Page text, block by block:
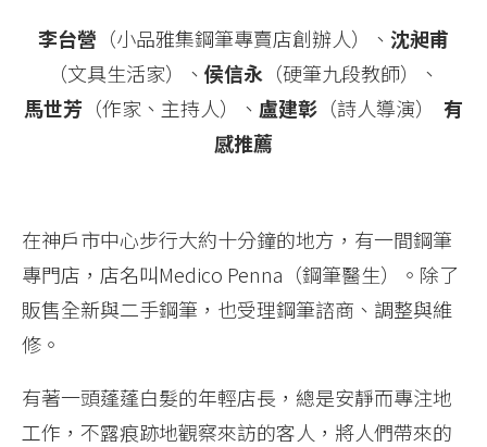
李台營 （小品雅集鋼筆專賣店創辦人）、 沈昶甫
（文具生活家）、 侯信永 （硬筆九段教師）、
馬世芳 （作家、主持人）、 盧建彰 （詩人導演） 有
感推薦
在神戶市中心步行大約十分鐘的地方，有一間鋼筆
專門店，店名叫Medico Penna（鋼筆醫生）。除了
販售全新與二手鋼筆，也受理鋼筆諮商、調整與維
修。
有著一頭蓬蓬白髮的年輕店長，總是安靜而專注地
工作，不露痕跡地觀察來訪的客人，將人們帶來的